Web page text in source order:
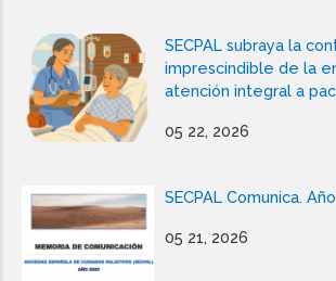
SECPAL subraya la
imprescindible de la
atención integral a
05 22, 2026
SECPAL Comunica.
05 21, 2026